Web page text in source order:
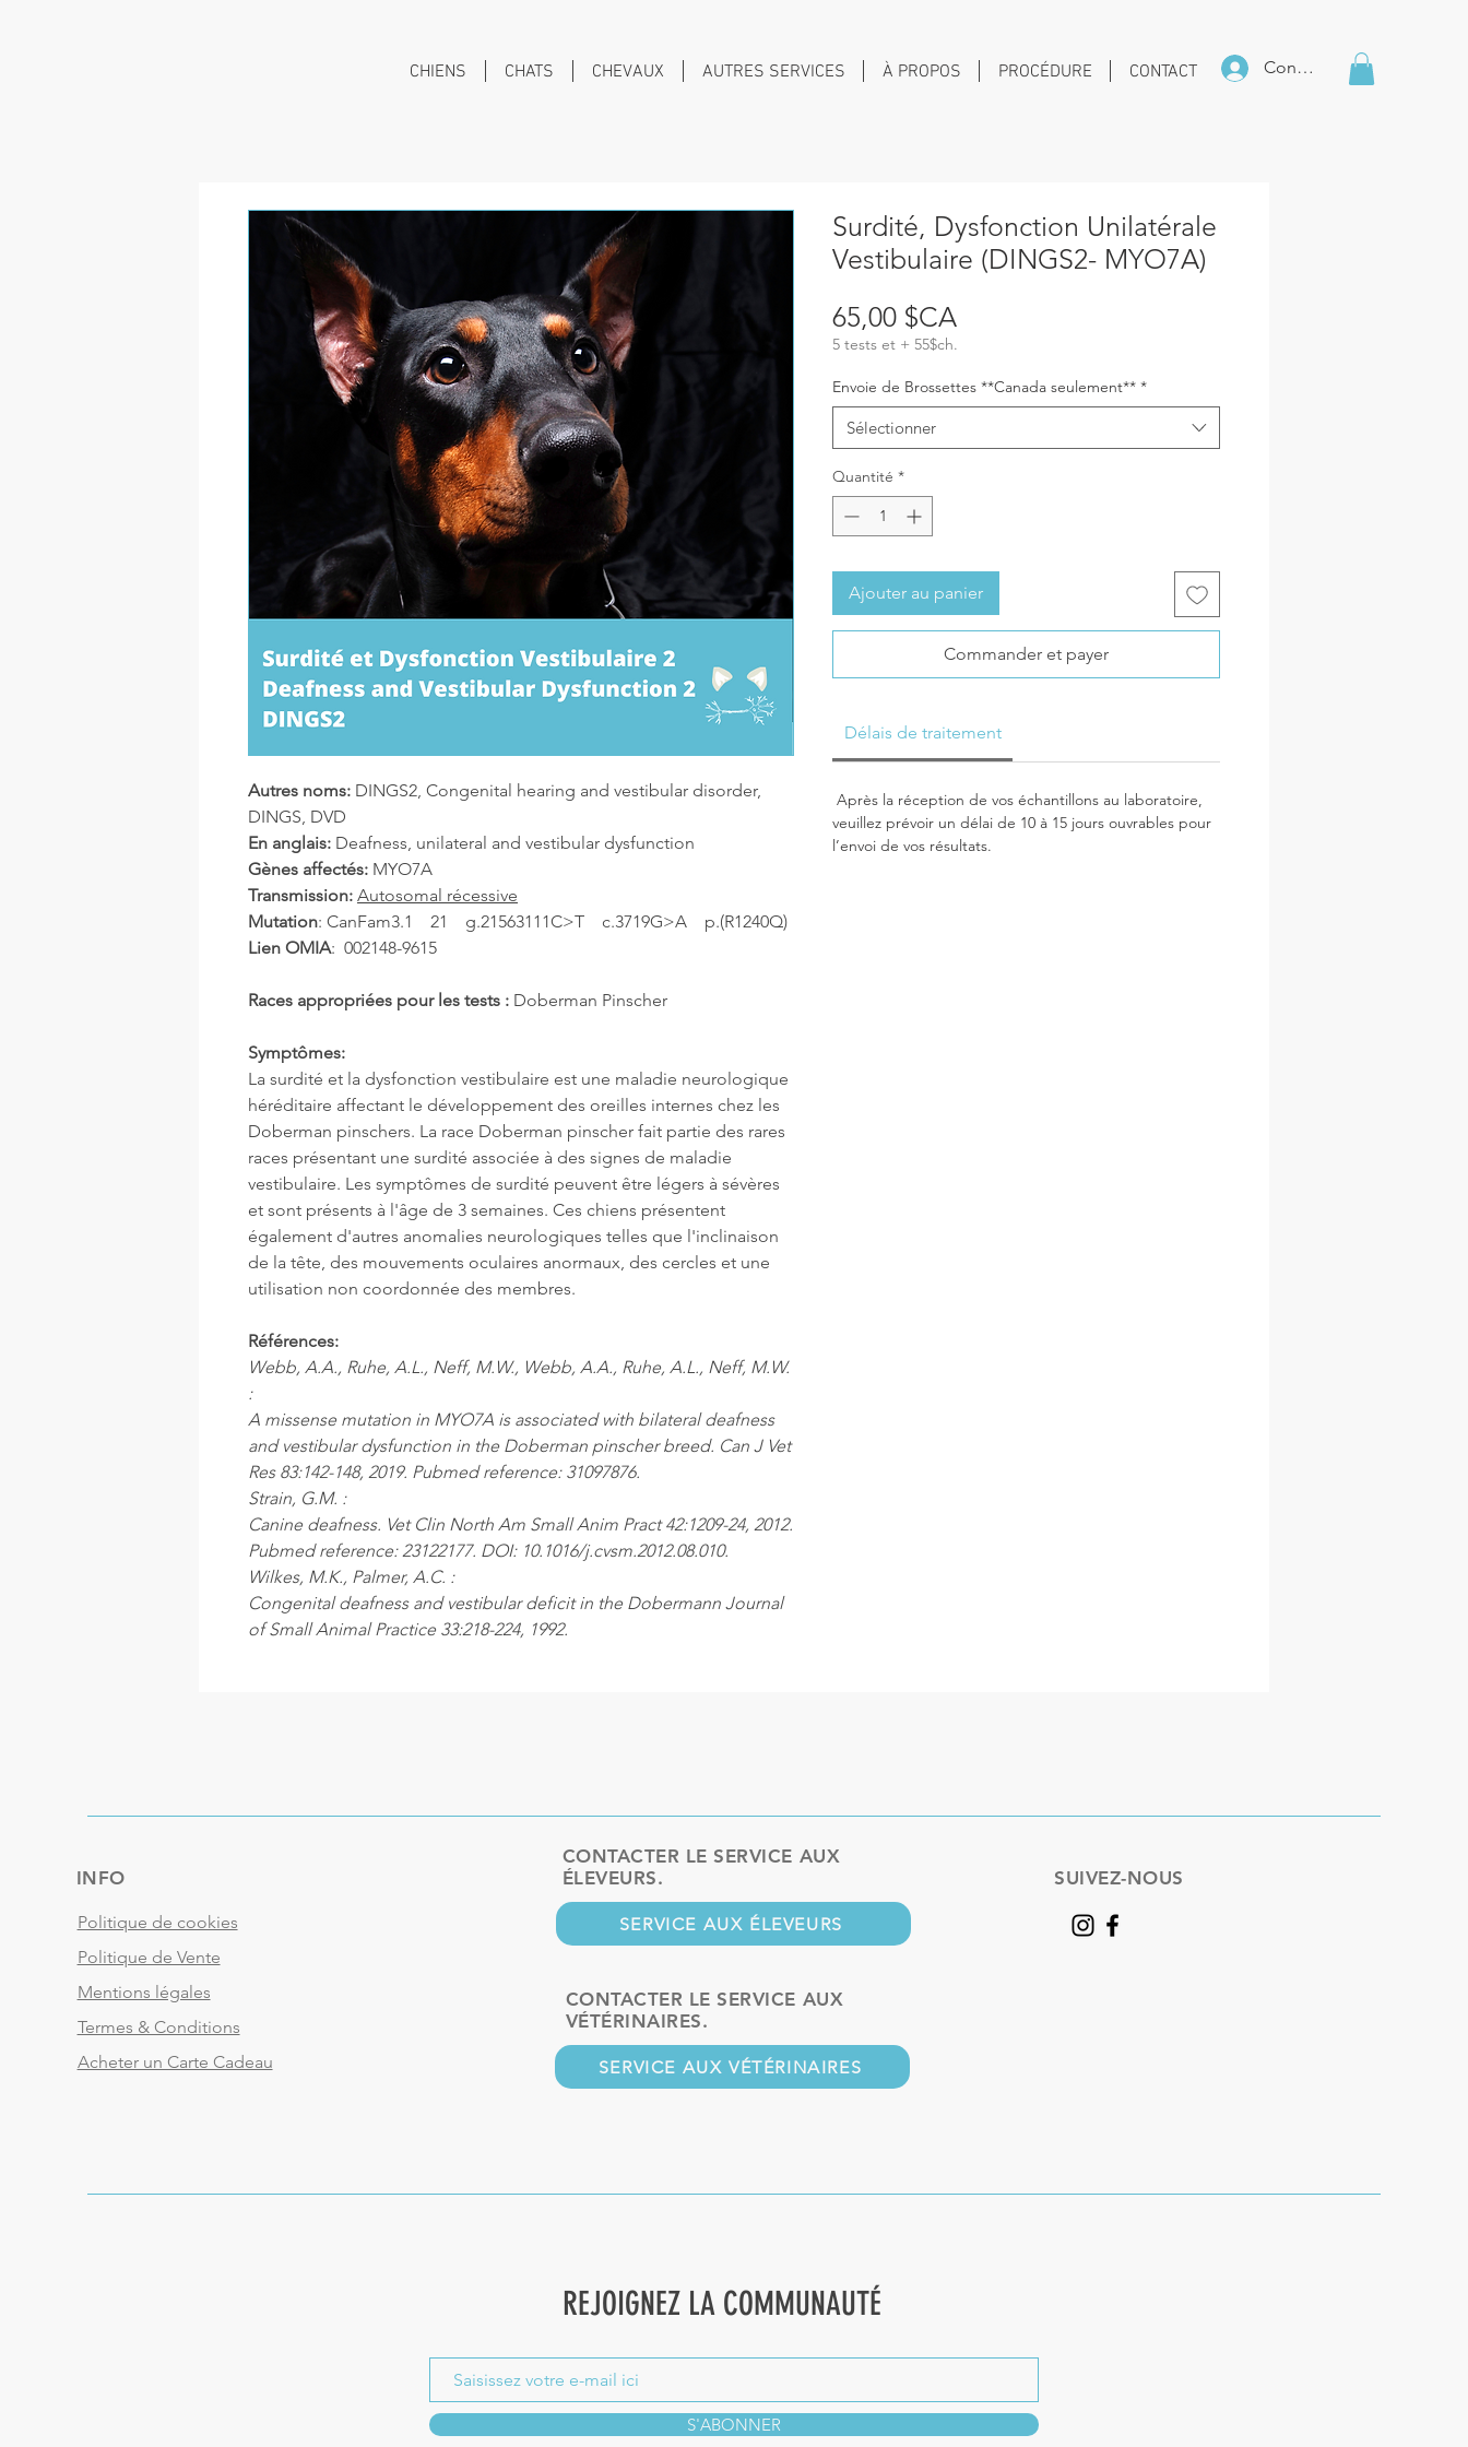
CHIENS CHATS CHEVAUX AUTRES SERVICES À PROPOS PROCÉDURE CONTACT Connexion
Autres noms: DINGS2, Congenital hearing and vestibular disorder,
DINGS, DVD
En anglais: Deafness, unilateral and vestibular dysfunction
Gènes affectés: MYO7A
Transmission: Autosomal récessive
Mutation: CanFam3.1 21 g.21563111C>T c.3719G>A p.(R1240Q)
Lien OMIA: 002148-9615
Races appropriées pour les tests : Doberman Pinscher
Symptômes:
La surdité et la dysfonction vestibulaire est une maladie neurologique
héréditaire affectant le développement des oreilles internes chez les
Doberman pinschers. La race Doberman pinscher fait partie des rares
races présentant une surdité associée à des signes de maladie
vestibulaire. Les symptômes de surdité peuvent être légers à sévères
et sont présents à l'âge de 3 semaines. Ces chiens présentent
également d'autres anomalies neurologiques telles que l'inclinaison
de la tête, des mouvements oculaires anormaux, des cercles et une
utilisation non coordonnée des membres.
Références:
Webb, A.A., Ruhe, A.L., Neff, M.W., Webb, A.A., Ruhe, A.L., Neff, M.W.
:
A missense mutation in MYO7A is associated with bilateral deafness
and vestibular dysfunction in the Doberman pinscher breed. Can J Vet
Res 83:142-148, 2019. Pubmed reference: 31097876.
Strain, G.M. :
Canine deafness. Vet Clin North Am Small Anim Pract 42:1209-24, 2012.
Pubmed reference: 23122177. DOI: 10.1016/j.cvsm.2012.08.010.
Wilkes, M.K., Palmer, A.C. :
Congenital deafness and vestibular deficit in the Dobermann Journal
of Small Animal Practice 33:218-224, 1992.
Surdité, Dysfonction Unilatérale
Vestibulaire (DINGS2- MYO7A)
65,00 $CAPrix
5 tests et + 55$ch.
Envoie de Brossettes **Canada seulement** *
Sélectionner
Quantité *
Ajouter au panier
Commander et payer
Délais de traitement
Après la réception de vos échantillons au laboratoire,
veuillez prévoir un délai de 10 à 15 jours ouvrables pour
l’envoi de vos résultats.
INFO
Politique de cookies
Politique de Vente
Mentions légales
Termes & Conditions
Acheter un Carte Cadeau
CONTACTER LE SERVICE AUX
ÉLEVEURS.
SERVICE AUX ÉLEVEURS
CONTACTER LE SERVICE AUX
VÉTÉRINAIRES.
SUIVEZ-NOUS
SERVICE AUX VÉTÉRINAIRES
REJOIGNEZ LA COMMUNAUTÉ
S'ABONNER